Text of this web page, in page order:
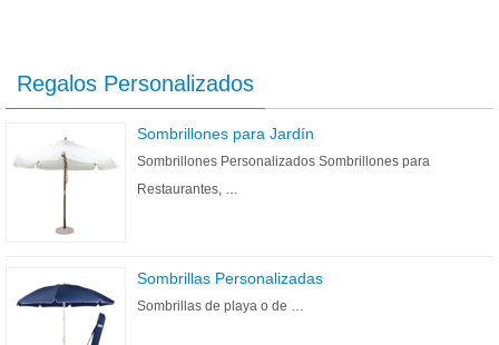
Regalos Personalizados
Sombrillones para Jardín
Sombrillones Personalizados Sombrillones para
Restaurantes, …
Sombrillas Personalizadas
Sombrillas de playa o de …